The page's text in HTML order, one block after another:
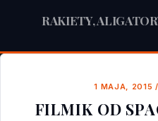
RAKIETY,
1 MAJA, 2015
FILMIK OD